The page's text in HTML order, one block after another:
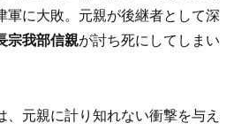
軍に大敗。元親が後継者として深
宗我部信親が討ち死にしてしまい
、元親に計り知れない衝撃を与え